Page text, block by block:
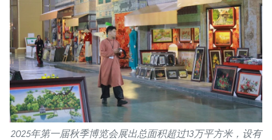
2025年第一届秋季博览会展出总面积超过13万平方米，设有